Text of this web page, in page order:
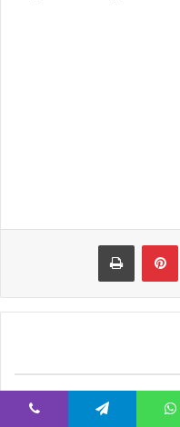
لينكدإن بينتيريست